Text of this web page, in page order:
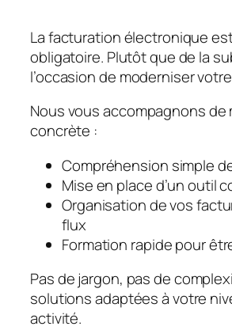
La facturation électronique
obligatoire. Plutôt que de la
l’occasion de moderniser
Nous vous accompagnons de
concrète :
Compréhension simple
Mise en place d’un outil
Organisation de vos
flux
Formation rapide pour
Pas de jargon, pas de
solutions adaptées à votre
activité.